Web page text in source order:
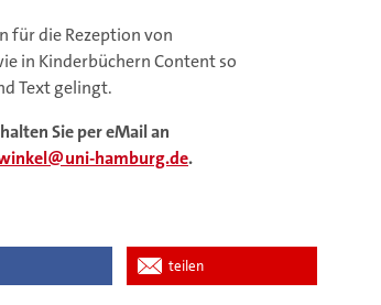
für die Rezeption von
in Kinderbüchern Content so
Text gelingt.
Sie per eMail an
uni-hamburg.de.
teilen